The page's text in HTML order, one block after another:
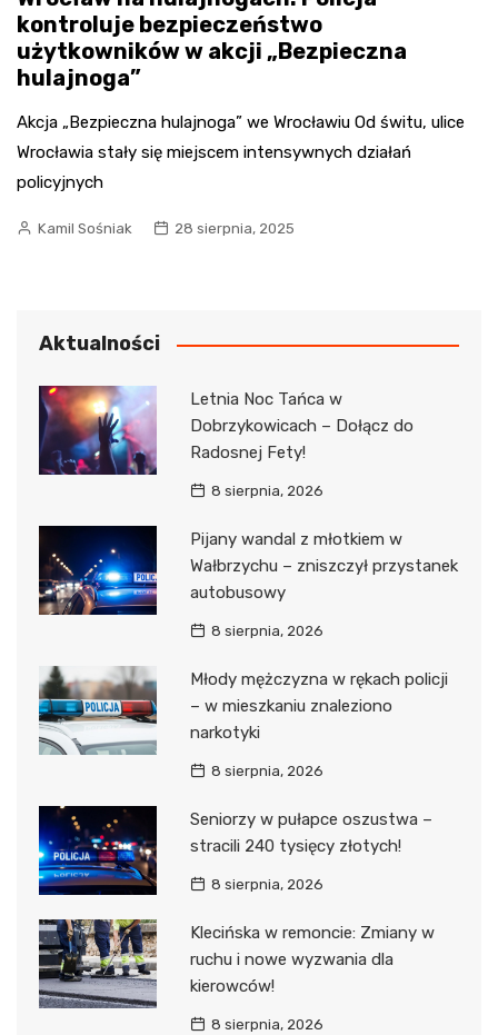
kontroluje bezpieczeństwo
użytkowników w akcji „Bezpieczna
hulajnoga”
Akcja „Bezpieczna hulajnoga” we Wrocławiu Od świtu, ulice
Wrocławia stały się miejscem intensywnych działań
policyjnych
Kamil Sośniak 28 sierpnia, 2025
Aktualności
Letnia Noc Tańca w
Dobrzykowicach – Dołącz do
Radosnej Fety!
8 sierpnia, 2026
Pijany wandal z młotkiem w
Wałbrzychu – zniszczył przystanek
autobusowy
8 sierpnia, 2026
Młody mężczyzna w rękach policji
– w mieszkaniu znaleziono
narkotyki
8 sierpnia, 2026
Seniorzy w pułapce oszustwa –
stracili 240 tysięcy złotych!
8 sierpnia, 2026
Klecińska w remoncie: Zmiany w
ruchu i nowe wyzwania dla
kierowców!
8 sierpnia, 2026